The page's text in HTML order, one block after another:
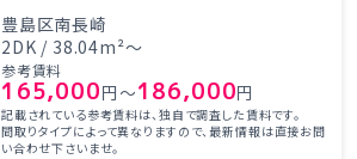
豊島区南長崎
2DK / 38.04m²～
参考賃料
165,000円～186,000円
記載されている参考賃料は、独自で調査した賃料です。
間取りタイプによって異なりますので、最新情報は直接お問
い合わせ下さいませ。